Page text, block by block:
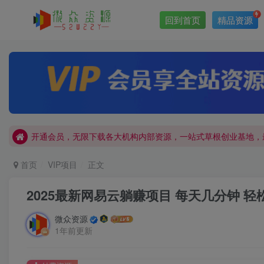
回到首页 精品资源
开通会员，无限下载各大机构内部资源，一站式草根创业基地
网站加盟：搭建同款本站资源站，日入四位数！
首页 VIP项目 正文
2025最新网易云躺赚项目 每天几分钟 轻
微众资源
1年前更新